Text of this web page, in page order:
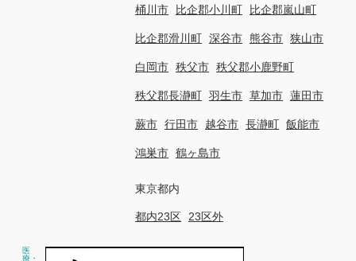
桶川市 比企郡小川町 比企郡嵐山町
比企郡滑川町 深谷市 熊谷市 狭山市
白岡市 秩父市 秩父郡小鹿野町
秩父郡長瀞町 羽生市 草加市 蓮田市
蕨市 行田市 越谷市 長瀞町 飯能市
鴻巣市 鶴ヶ島市
東京都内
都内23区 23区外
医
療・